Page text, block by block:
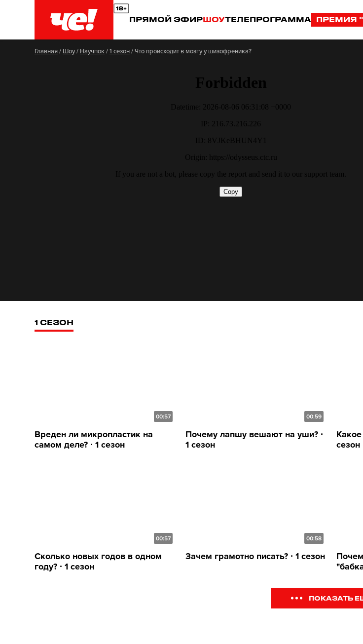
ПРЯМОЙ ЭФИРШОУТЕЛЕПРОГРАММА ПРЕМИЯ
Главная/ Шоу/ Научпок/1 сезон/Что происходит в мозгу у шизофреника?
1 СЕЗОН
00:57
Вреден ли микропластик на
самом деле? ∙ 1 сезон
00:59
Почему лапшу вешают на уши? ∙
1 сезон
Какое
сезон
00:57
Сколько новых годов в одном
году? ∙ 1 сезон
00:58
Зачем грамотно писать? ∙ 1 сезон
ПОКАЗАТЬ